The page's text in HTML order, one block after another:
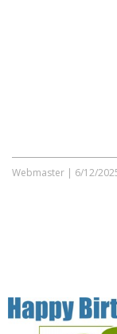
Webmaster | 6/12/